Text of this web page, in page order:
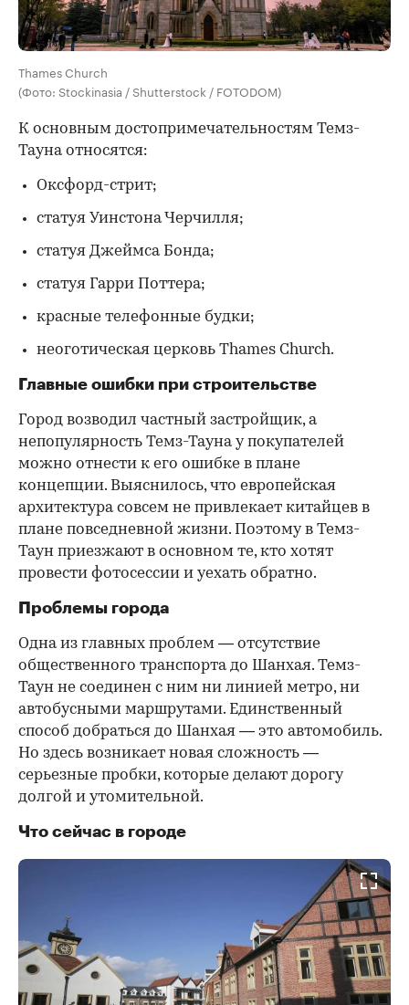
Thames Church
(Фото: Stockinasia / Shutterstock / FOTODOM)
К основным достопримечательностям Темз-
Тауна относятся:
Оксфорд-стрит;
статуя Уинстона Черчилля;
статуя Джеймса Бонда;
статуя Гарри Поттера;
красные телефонные будки;
неоготическая церковь Thames Church.
Главные ошибки при строительстве
Город возводил частный застройщик, а
непопулярность Темз-Тауна у покупателей
можно отнести к его ошибке в плане
концепции. Выяснилось, что европейская
архитектура совсем не привлекает китайцев в
плане повседневной жизни. Поэтому в Темз-
Таун приезжают в основном те, кто хотят
провести фотосессии и уехать обратно.
Проблемы города
Одна из главных проблем — отсутствие
общественного транспорта до Шанхая. Темз-
Таун не соединен с ним ни линией метро, ни
автобусными маршрутами. Единственный
способ добраться до Шанхая — это автомобиль.
Но здесь возникает новая сложность —
серьезные пробки, которые делают дорогу
долгой и утомительной.
Что сейчас в городе